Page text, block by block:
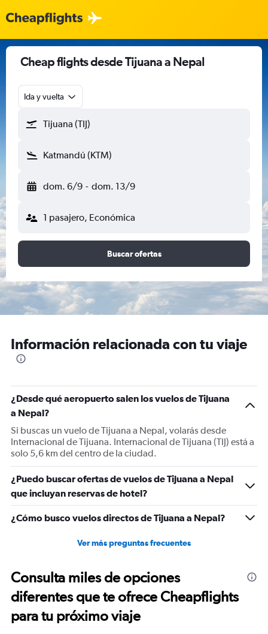
Cheap flights desde Tijuana a Nepal
Ida y vuelta
Tijuana (TIJ)
Katmandú (KTM)
dom. 6/9 - dom. 13/9
1 pasajero, Económica
Buscar ofertas
Información relacionada con tu viaje
¿Desde qué aeropuerto salen los vuelos de Tijuana
a Nepal?
Si buscas un vuelo de Tijuana a Nepal, volarás desde
Internacional de Tijuana. Internacional de Tijuana (TIJ) está a
solo 5,6 km del centro de la ciudad.
¿Puedo buscar ofertas de vuelos de Tijuana a Nepal
que incluyan reservas de hotel?
¿Cómo busco vuelos directos de Tijuana a Nepal?
Ver más preguntas frecuentes
Consulta miles de opciones
diferentes que te ofrece Cheapflights
para tu próximo viaje